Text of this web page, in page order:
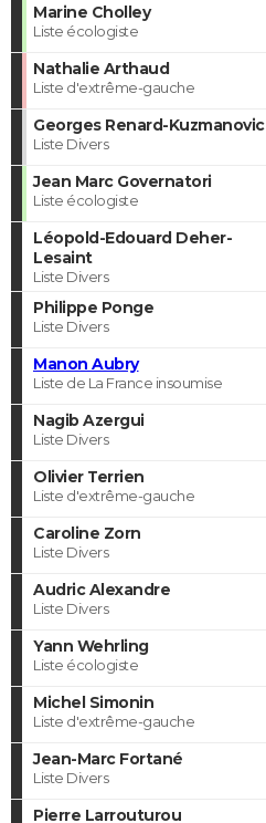
Marine Cholley
Liste écologiste
Nathalie Arthaud
Liste d'extrême-gauche
Georges Renard-Kuzmanovic
Liste Divers
Jean Marc Governatori
Liste écologiste
Léopold-Edouard Deher-
Lesaint
Liste Divers
Philippe Ponge
Liste Divers
Manon Aubry
Liste de La France insoumise
Nagib Azergui
Liste Divers
Olivier Terrien
Liste d'extrême-gauche
Caroline Zorn
Liste Divers
Audric Alexandre
Liste Divers
Yann Wehrling
Liste écologiste
Michel Simonin
Liste d'extrême-gauche
Jean-Marc Fortané
Liste Divers
Pierre Larrouturou